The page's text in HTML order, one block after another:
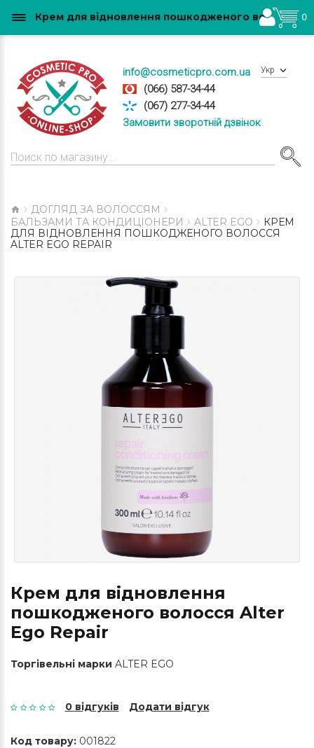
info@cosmeticpro.com.ua
(066) 587-34-44
(067) 277-34-44
Замовити зворотній дзвінок
Укр
0
ДОГЛЯД ЗА ВОЛОССЯМ
БАЛЬЗАМИ ТА КОНДИЦІОНЕРИ
ALTER EGO
КРЕМ
ДЛЯ ВІДНОВЛЕННЯ ПОШКОДЖЕНОГО ВОЛОССЯ
ALTER EGO REPAIR
Крем для відновлення
пошкодженого волосся Alter
Ego Repair
Торгівельні марки ALTER EGO
0 відгуків Додати відгук
Код товару: 001822
Крем для відновлення пошкодженого волосся Alter Ego Repair купити в Україні